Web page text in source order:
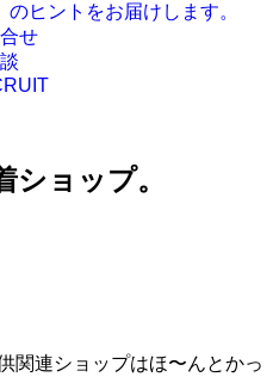
のヒントをお届けします。
せ
ショップ。
関連ショップはほ〜んとかっ